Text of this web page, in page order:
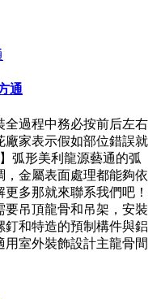
通
全過程中務必按前后左右
廠家表示假如部位錯誤就
弧形美利龍源藝通的弧
，金屬表面處理都能夠依
多那就來聯系我們吧！
吊頂龍骨和吊架，安裝
和特造的預制構件與鋁
室外裝飾設計主龍骨間